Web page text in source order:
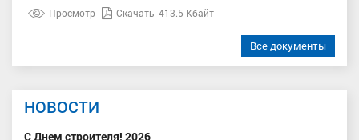
Просмотр Скачать 413.5 Кбайт
Все документы
НОВОСТИ
С Днем строителя! 2026